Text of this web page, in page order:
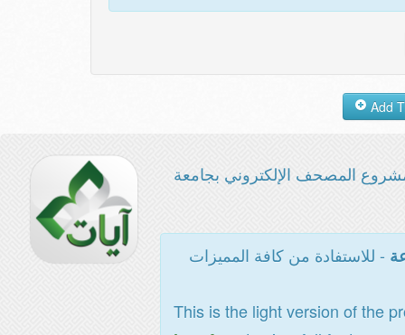
المصحف الإلكتروني بجامعة
- للاستفادة من كافة المميزات
This is the light version of the